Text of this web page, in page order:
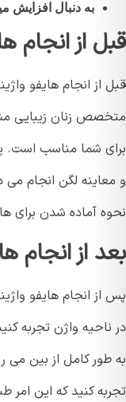
به دنبال افزایش
از انجام
از انجام هایفو
زنان زیبایی
شما مناسب است.
لگن انجام می
آماده شدن برای
از انجام
انجام هایفو
واژن تجربه
کامل از بین می
کنید که این امر